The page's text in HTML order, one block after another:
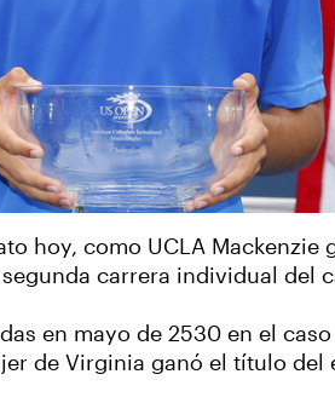
hoy, como UCLA
carrera individual del
en mayo de 2530 en el
de Virginia ganó el título del